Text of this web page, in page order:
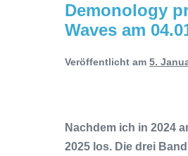
Demonology
Waves am
Veröffentlicht am 5.
Nachdem ich in 2024
2025 los. Die drei